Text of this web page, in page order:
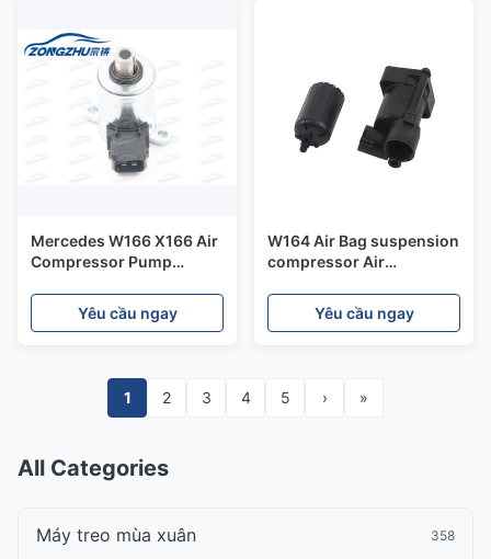
Mercedes W166 X166 Air
Compressor Pump
Repair Kits
Yêu cầu ngay
W164 Air Bag suspension
compressor Air
A1643201204
Yêu cầu ngay
1 2 3 4 5 › »
All Categories
Máy treo mùa xuân 358